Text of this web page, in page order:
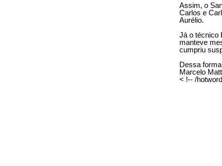
Assim, o
Carlos e
Aurélio.
Já o técnico
manteve
cumpriu
Dessa
Marcelo
< !-- /